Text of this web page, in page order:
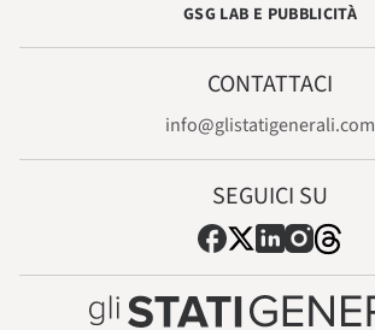
GSG LAB E PUBBLICITÀ
CONTATTACI
info@glistatigenerali.com
SEGUICI SU